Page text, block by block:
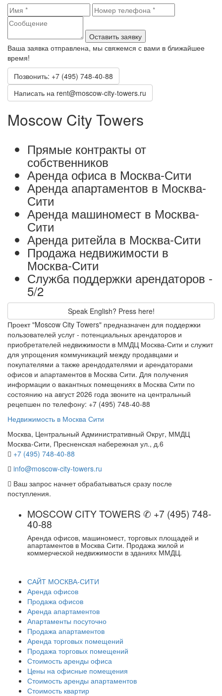
Оставить заявку
Ваша заявка отправлена, мы свяжемся с вами в ближайшее
время!
Позвонить: +7 (495) 748-40-88
Написать на rent@moscow-city-towers.ru
Moscow City Towers
Прямые контракты от
собственников
Аренда офиса в Москва-Сити
Аренда апартаментов в Москва-
Сити
Аренда машиномест в Москва-
Сити
Аренда ритейла в Москва-Сити
Продажа недвижимости в
Москва-Сити
Служба поддержки арендаторов -
5/2
Speak English? Press here!
Проект "Moscow City Towers" предназначен для поддержки
пользователей услуг - потенциальных арендаторов и
приобретателей недвижимости в ММДЦ Москва-Сити и служит
для упрощения коммуникаций между продавцами и
покупателями а также арендодателями и арендаторами
офисов и апартаментов в Москва Сити. Для получения
информации о вакантных помещениях в Москва Сити по
состоянию на август 2026 года звоните на центральный
рецепшен по телефону: +7 (495) 748-40-88
Недвижимость в Москва Сити
Москва, Центральный Административный Округ, ММДЦ
Москва-Сити, Пресненская набережная ул., д.6
+7 (495) 748-40-88
info@moscow-city-towers.ru
Ваш запрос начнет обрабатываться сразу после
поступления.
MOSCOW CITY TOWERS ✆ +7 (495) 748-
40-88
Аренда офисов, машиномест, торговых площадей и
апартаментов в Москва Сити. Продажа жилой и
коммерческой недвижимости в зданиях ММДЦ.
САЙТ МОСКВА-СИТИ
Аренда офисов
Продажа офисов
Аренда апартаментов
Апартаменты посуточно
Продажа апартаментов
Аренда торговых помещений
Продажа торговых помещений
Стоимость аренды офиса
Цены на офисные помещения
Стоимость аренды апартаментов
Стоимость квартир